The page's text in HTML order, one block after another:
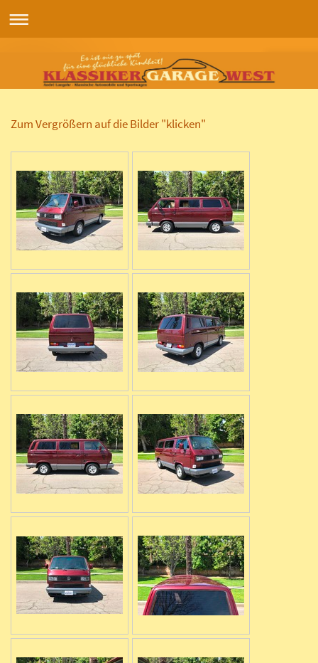
Zum Vergrößern auf die Bilder "klicken"